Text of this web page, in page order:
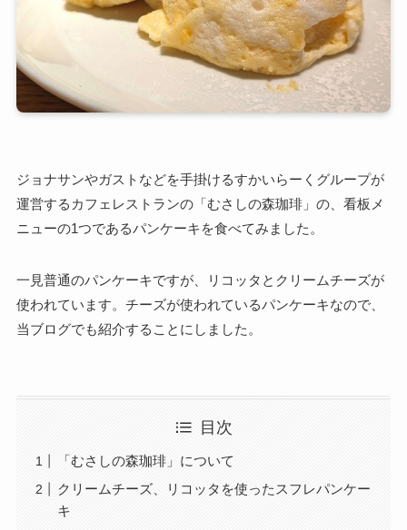
ジョナサンやガストなどを手掛けるすかいらーくグループが
運営するカフェレストランの「むさしの森珈琲」の、看板メ
ニューの1つであるパンケーキを食べてみました。
一見普通のパンケーキですが、リコッタとクリームチーズが
使われています。チーズが使われているパンケーキなので、
当ブログでも紹介することにしました。
目次
「むさしの森珈琲」について
クリームチーズ、リコッタを使ったスフレパンケー
キ